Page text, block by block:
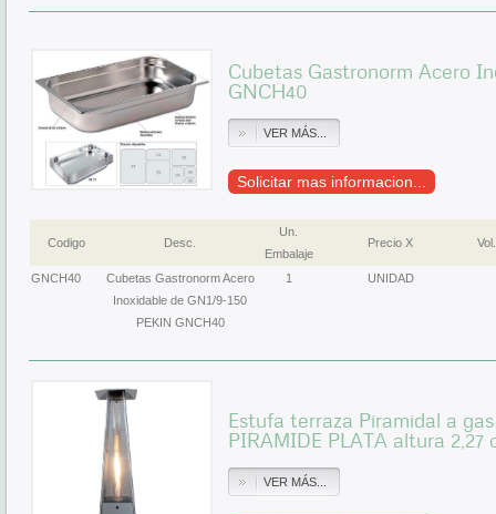
Cubetas Gastronorm Acero
GNCH40
VER MÁS...
Solicitar mas informacion...
Codigo Desc.
Un.
Embalaje
Precio X Vol.
GNCH40
Cubetas Gastronorm Acero
Inoxidable de GN1/9-150
PEKIN GNCH40
1 UNIDAD
Estufa terraza Piramidal a
PIRAMIDE PLATA altura 2,27
VER MÁS...